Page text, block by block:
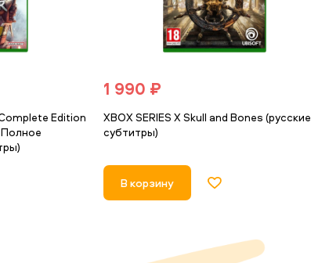
Edition
1 990 ₽
XBOX SERIES X Skull and Bones (русские
субтитры)
В корзину